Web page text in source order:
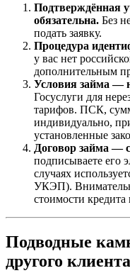
Подтверждённая
обязательна. Без
подать заявку.
Процедура
у вас нет
дополнительным
Условия займа —
Госуслуги для
тарифов. ПСК,
индивидуально,
установленные
Договор займа —
подписываете его
случаях
УКЭП).
стоимости
Подводные
другого клиента